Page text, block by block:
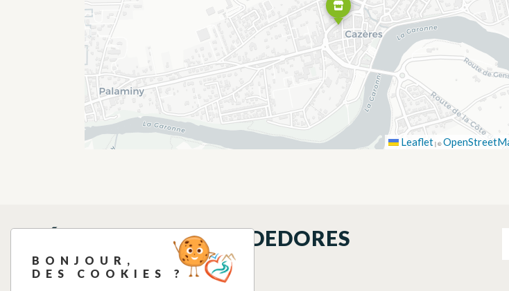
Leaflet |©
QUÉ VER EN LOS ALREDEDORES
BONJOUR,
DES COOKIES ?